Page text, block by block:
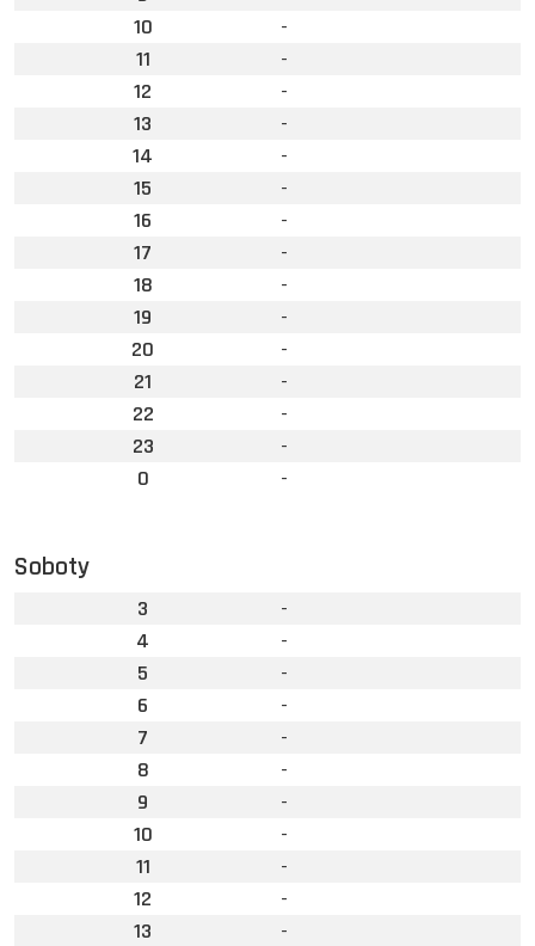
10
-
11
-
12
-
13
-
14
-
15
-
16
-
17
-
18
-
19
-
20
-
21
-
22
-
23
-
0
-
Soboty
3
-
4
-
5
-
6
-
7
-
8
-
9
-
10
-
11
-
12
-
13
-